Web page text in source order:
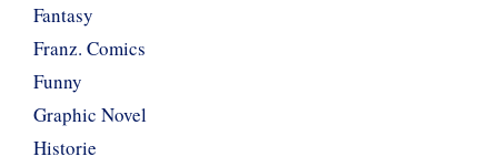
Fantasy
Franz. Comics
Funny
Graphic Novel
Historie